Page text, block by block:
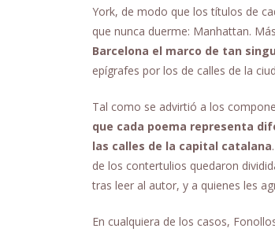
York, de modo que los títulos de
que nunca duerme: Manhattan.
Barcelona el marco de tan
epígrafes por los de calles de la
Tal como se advirtió a los
que cada poema representa
las calles de la capital catalana
de los contertulios quedaron
tras leer al autor, y a quienes les
En cualquiera de los casos,